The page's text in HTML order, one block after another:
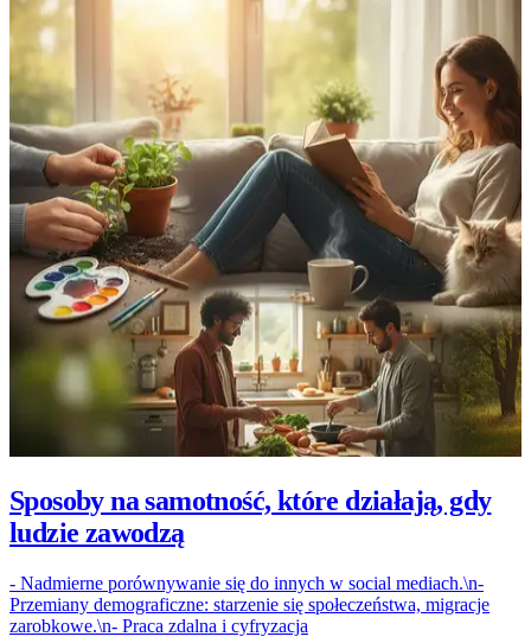
Sposoby na samotność, które działają, gdy
ludzie zawodzą
- Nadmierne porównywanie się do innych w social mediach.\n-
Przemiany demograficzne: starzenie się społeczeństwa, migracje
zarobkowe.\n- Praca zdalna i cyfryzacja